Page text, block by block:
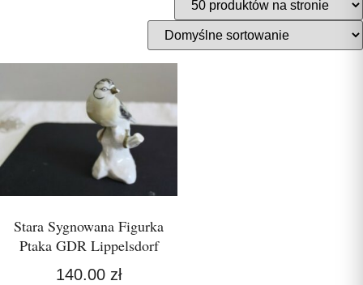
Stara Sygnowana Figurka
Ptaka GDR Lippelsdorf
140.00 zł